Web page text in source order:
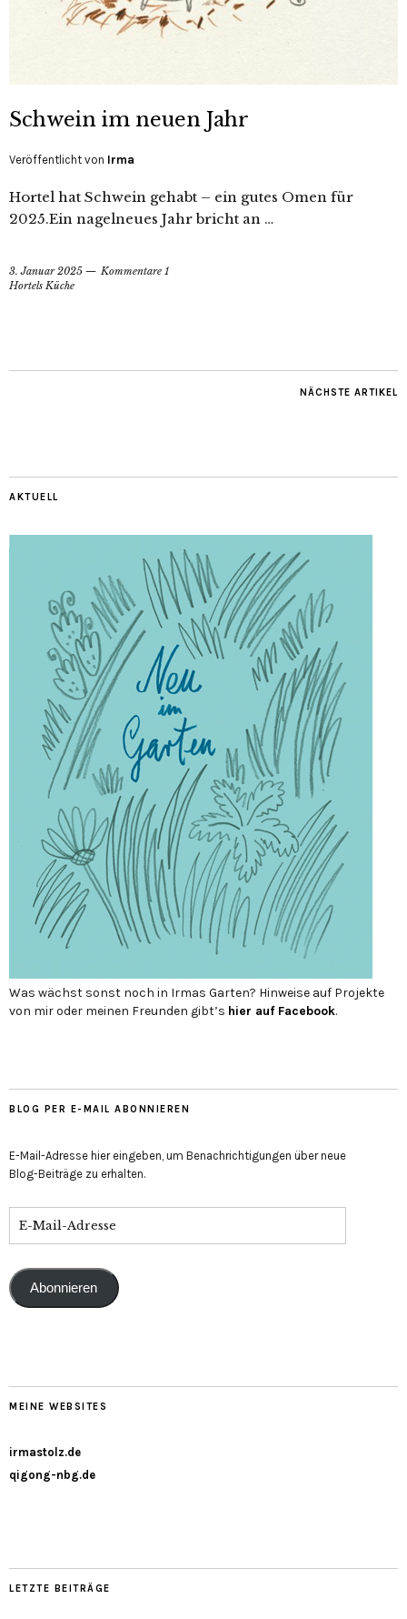
Schwein im neuen Jahr
Veröffentlicht von Irma
Hortel hat Schwein gehabt – ein gutes Omen für
2025.Ein nagelneues Jahr bricht an …
3. Januar 2025
Kommentare 1
Hortels Küche
NÄCHSTE ARTIKEL
AKTUELL
Was wächst sonst noch in Irmas Garten? Hinweise auf Projekte
von mir oder meinen Freunden gibt’s hier auf Face­book.
BLOG PER E-MAIL ABONNIEREN
E-Mail-Adresse hier eingeben, um Benachrichtigungen über neue
Blog-Beiträge zu erhalten.
Abonnieren
MEINE WEBSITES
irmastolz.de
qigong-nbg.de
LETZTE BEITRÄGE